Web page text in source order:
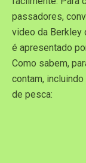
passadores,
video da Berkley
é apresentado
Como sabem,
contam,
de pesca: